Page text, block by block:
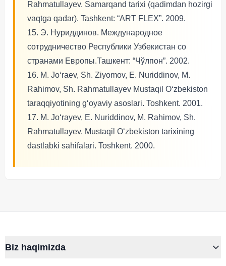
Rahmatullayev. Samarqand tarixi (qadimdan hozirgi
vaqtga qadar). Tashkent: “ART FLEX”. 2009.
15. Э. Нуриддинов. Международное
сотрудничество Республики Узбекистан со
странами Европы.Ташкент: “Чўлпон”. 2002.
16. M. Jo‘raev, Sh. Ziyomov, E. Nuriddinov, M.
Rahimov, Sh. Rahmatullayev Mustaqil O‘zbekiston
taraqqiyotining g‘oyaviy asoslari. Toshkent. 2001.
17. M. Jo‘rayev, E. Nuriddinov, M. Rahimov, Sh.
Rahmatullayev. Mustaqil O‘zbekiston tarixining
dastlabki sahifalari. Toshkent. 2000.
Biz haqimizda